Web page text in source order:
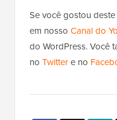
Se você gostou
em nosso Canal do
do WordPress. Você
no Twittere no